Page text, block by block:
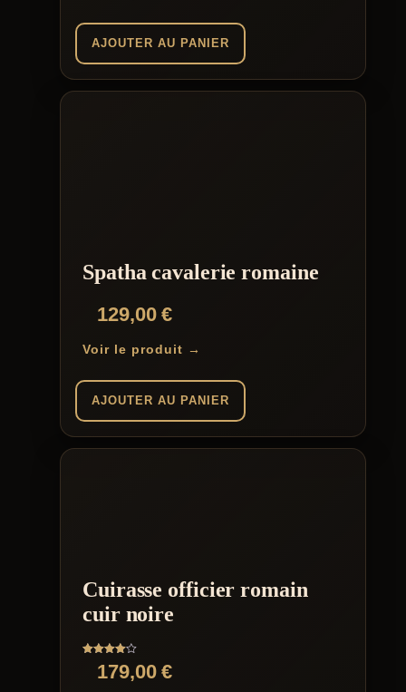
AJOUTER AU PANIER
Spatha cavalerie romaine
129,00€
Voir le produit →
AJOUTER AU PANIER
Cuirasse officier romain
cuir noire
Note179,00€